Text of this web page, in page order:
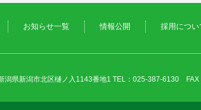
お知らせ一覧 情報公開 採用につい
潟県新潟市北区樋ノ入1143番地1 TEL：025-387-6130 FAX